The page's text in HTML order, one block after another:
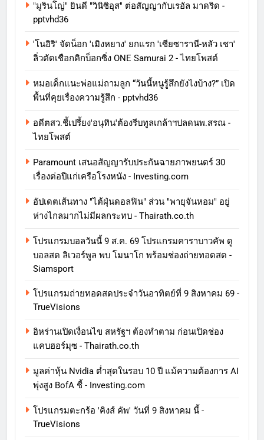
"มูรินโญ่" ยินดี "วินิซิอุส" ต่อสัญญากับเรอัล มาดริด -
pptvhd36
'โนอิริ' จัดน็อก 'เมิงหยาง' ยกแรก 'เซียซารานี-หลัว เชา'
ลิ่วตัดเชือกคิกบ็อกซิ่ง ONE Samurai 2 - ไทยโพสต์
หมอเด็กแนะพ่อแม่ถามลูก “วันนี้หนูรู้สึกยังไงบ้าง?” เปิด
พื้นที่คุยเรื่องความรู้สึก - pptvhd36
อดีตสว.ชี้เปรี้ยง'อนุทิน'ต้องรีบทูลเกล้าฯปลดนพ.สรณ -
ไทยโพสต์
Paramount เสนอสัญญารับประกันฉายภาพยนตร์ 30
เรื่องต่อปีแก่เครือโรงหนัง - Investing.com
อัปเดตเส้นทาง "ไต้ฝุ่นดอลฟิน" ส่วน "พายุจันหอม" อยู่
ห่างไกลมากไม่มีผลกระทบ - Thairath.co.th
โปรแกรมบอลวันนี้ 9 ส.ค. 69 โปรแกรมคาราบาวคัพ ดู
บอลสด ลิเวอร์พูล พบ โมนาโก พร้อมช่องถ่ายทอดสด -
Siamsport
โปรแกรมถ่ายทอดสดประจำวันอาทิตย์ที่ 9 สิงหาคม 69 -
TrueVisions
อิหร่านเปิดเงื่อนไข สหรัฐฯ ต้องทำตาม ก่อนเปิดช่อง
แคบฮอร์มุซ - Thairath.co.th
มูลค่าหุ้น Nvidia ต่ำสุดในรอบ 10 ปี แม้ความต้องการ AI
พุ่งสูง BofA ชี้ - Investing.com
โปรแกรมตะกร้อ 'คิงส์ คัพ' วันที่ 9 สิงหาคม นี้ -
TrueVisions